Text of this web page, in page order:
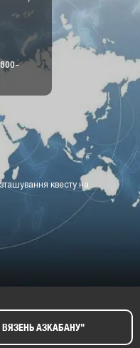
квесту на
АЗКАБАНУ"​